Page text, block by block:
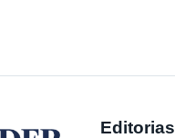
Editorias